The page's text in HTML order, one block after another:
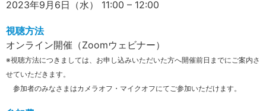
2023年9月6日（水） 11:00 – 12:00
視聴方法
オンライン開催（Zoomウェビナー）
※視聴方法につきましては、お申し込みいただいた方へ開催前日までにご案内さ
せていただきます。
参加者のみなさまはカメラオフ・マイクオフにてご参加いただけます。